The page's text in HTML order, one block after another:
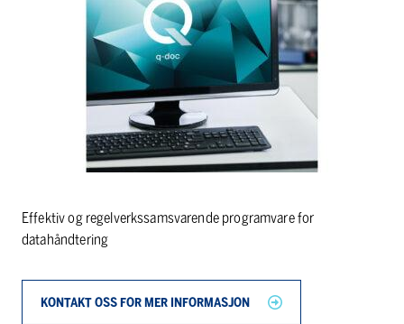
Effektiv og regelverkssamsvarende programvare for
datahåndtering
KONTAKT OSS FOR MER INFORMASJON